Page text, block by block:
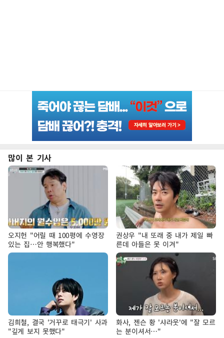
많이 본 기사
오지헌 "어릴 때 100평에 수영장
있는 집…안 행복했다"
권상우 "내 또래 중 내가 제일 빠
른데 아들은 못 이겨"
김희철, 결국 '거꾸로 태극기' 사과
"깊게 보지 못했다"
화사, 젠슨 황 '샤라웃'에 "잘 모르
는 분이셔서…"